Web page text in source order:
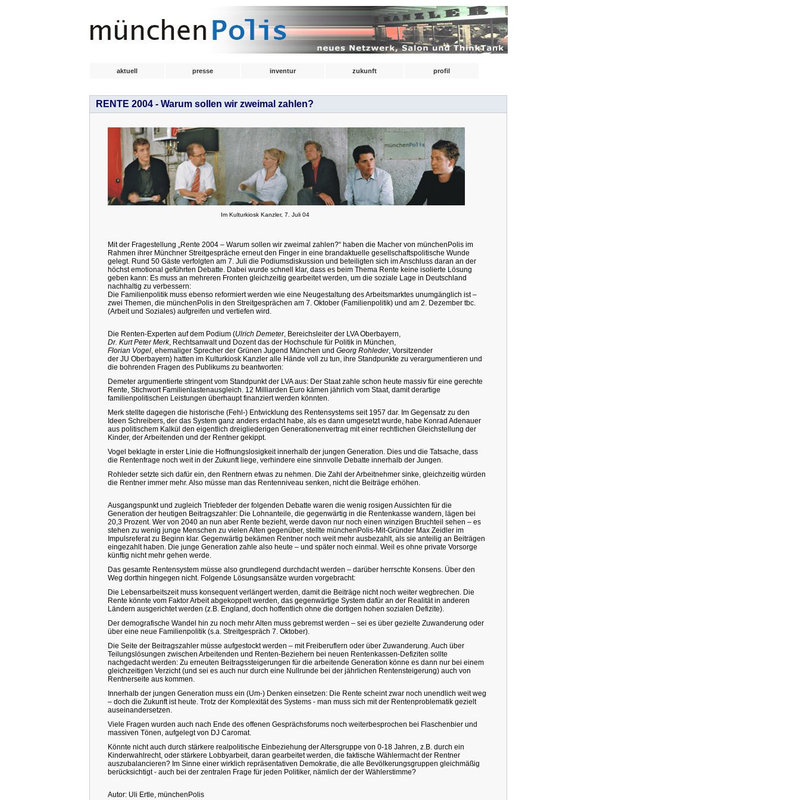
aktuell presse inventur zukunft profil
RENTE 2004 - Warum sollen wir zweimal zahlen?
Im Kulturkiosk Kanzler, 7. Juli 04
Mit der Fragestellung „Rente 2004 – Warum sollen wir zweimal zahlen?“ haben die Macher von münchenPolis im
Rahmen ihrer Münchner Streitgespräche erneut den Finger in eine brandaktuelle gesellschaftspolitische Wunde
gelegt. Rund 50 Gäste verfolgten am 7. Juli die Podiumsdiskussion und beteiligten sich im Anschluss daran an der
höchst emotional geführten Debatte. Dabei wurde schnell klar, dass es beim Thema Rente keine isolierte Lösung
geben kann: Es muss an mehreren Fronten gleichzeitig gearbeitet werden, um die soziale Lage in Deutschland
nachhaltig zu verbessern:
Die Familienpolitik muss ebenso reformiert werden wie eine Neugestaltung des Arbeitsmarktes unumgänglich ist –
zwei Themen, die münchenPolis in den Streitgesprächen am 7. Oktober (Familienpolitik) und am 2. Dezember tbc.
(Arbeit und Soziales) aufgreifen und vertiefen wird.
Die Renten-Experten auf dem Podium (Ulrich Demeter, Bereichsleiter der LVA Oberbayern,
Dr. Kurt Peter Merk, Rechtsanwalt und Dozent das der Hochschule für Politik in München,
Florian Vogel, ehemaliger Sprecher der Grünen Jugend München und Georg Rohleder, Vorsitzender
der JU Oberbayern) hatten im Kulturkiosk Kanzler alle Hände voll zu tun, ihre Standpunkte zu verargumentieren und
die bohrenden Fragen des Publikums zu beantworten:
Demeter argumentierte stringent vom Standpunkt der LVA aus: Der Staat zahle schon heute massiv für eine gerechte
Rente, Stichwort Familienlastenausgleich. 12 Milliarden Euro kämen jährlich vom Staat, damit derartige
familienpolitischen Leistungen überhaupt finanziert werden könnten.
Merk stellte dagegen die historische (Fehl-) Entwicklung des Rentensystems seit 1957 dar. Im Gegensatz zu den
Ideen Schreibers, der das System ganz anders erdacht habe, als es dann umgesetzt wurde, habe Konrad Adenauer
aus politischem Kalkül den eigentlich dreigliederigen Generationenvertrag mit einer rechtlichen Gleichstellung der
Kinder, der Arbeitenden und der Rentner gekippt.
Vogel beklagte in erster Linie die Hoffnungslosigkeit innerhalb der jungen Generation. Dies und die Tatsache, dass
die Rentenfrage noch weit in der Zukunft liege, verhindere eine sinnvolle Debatte innerhalb der Jungen.
Rohleder setzte sich dafür ein, den Rentnern etwas zu nehmen. Die Zahl der Arbeitnehmer sinke, gleichzeitig würden
die Rentner immer mehr. Also müsse man das Rentenniveau senken, nicht die Beiträge erhöhen.
Ausgangspunkt und zugleich Triebfeder der folgenden Debatte waren die wenig rosigen Aussichten für die
Generation der heutigen Beitragszahler: Die Lohnanteile, die gegenwärtig in die Rentenkasse wandern, lägen bei
20,3 Prozent. Wer von 2040 an nun aber Rente bezieht, werde davon nur noch einen winzigen Bruchteil sehen – es
stehen zu wenig junge Menschen zu vielen Alten gegenüber, stellte münchenPolis-Mit-Gründer Max Zeidler im
Impulsreferat zu Beginn klar. Gegenwärtig bekämen Rentner noch weit mehr ausbezahlt, als sie anteilig an Beiträgen
eingezahlt haben. Die junge Generation zahle also heute – und später noch einmal. Weil es ohne private Vorsorge
künftig nicht mehr gehen werde.
Das gesamte Rentensystem müsse also grundlegend durchdacht werden – darüber herrschte Konsens. Über den
Weg dorthin hingegen nicht. Folgende Lösungsansätze wurden vorgebracht:
Die Lebensarbeitszeit muss konsequent verlängert werden, damit die Beiträge nicht noch weiter wegbrechen. Die
Rente könnte vom Faktor Arbeit abgekoppelt werden, das gegenwärtige System dafür an der Realität in anderen
Ländern ausgerichtet werden (z.B. England, doch hoffentlich ohne die dortigen hohen sozialen Defizite).
Der demografische Wandel hin zu noch mehr Alten muss gebremst werden – sei es über gezielte Zuwanderung oder
über eine neue Familienpolitik (s.a. Streitgespräch 7. Oktober).
Die Seite der Beitragszahler müsse aufgestockt werden – mit Freiberuflern oder über Zuwanderung. Auch über
Teilungslösungen zwischen Arbeitenden und Renten-Beziehern bei neuen Rentenkassen-Defiziten sollte
nachgedacht werden: Zu erneuten Beitragssteigerungen für die arbeitende Generation könne es dann nur bei einem
gleichzeitigen Verzicht (und sei es auch nur durch eine Nullrunde bei der jährlichen Rentensteigerung) auch von
Rentnerseite aus kommen.
Innerhalb der jungen Generation muss ein (Um-) Denken einsetzen: Die Rente scheint zwar noch unendlich weit weg
– doch die Zukunft ist heute. Trotz der Komplexität des Systems - man muss sich mit der Rentenproblematik gezielt
auseinandersetzen.
Viele Fragen wurden auch nach Ende des offenen Gesprächsforums noch weiterbesprochen bei Flaschenbier und
massiven Tönen, aufgelegt von DJ Caromat.
Könnte nicht auch durch stärkere realpolitische Einbeziehung der Altersgruppe von 0-18 Jahren, z.B. durch ein
Kinderwahlrecht, oder stärkere Lobbyarbeit, daran gearbeitet werden, die faktische Wählermacht der Rentner
auszubalancieren? Im Sinne einer wirklich repräsentativen Demokratie, die alle Bevölkerungsgruppen gleichmäßig
berücksichtigt - auch bei der zentralen Frage für jeden Politiker, nämlich der der Wählerstimme?
Autor: Uli Ertle, münchenPolis